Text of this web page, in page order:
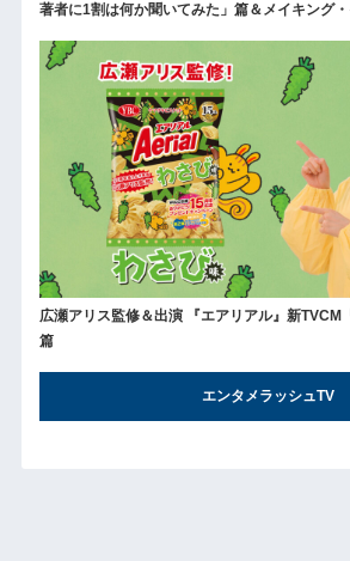
著者に1割は何か聞いてみた」篇＆メイキング
広瀬アリス監修＆出演 『エアリアル』新TVCM
篇
エンタメラッシュTV